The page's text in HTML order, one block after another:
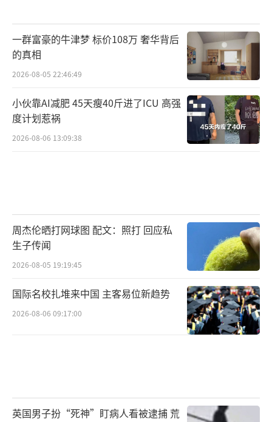
一群富豪的牛津梦 标价108万 奢华背后
的真相
2026-08-05 22:46:49
小伙靠AI减肥 45天瘦40斤进了ICU 高强
度计划惹祸
2026-08-06 13:09:38
周杰伦晒打网球图 配文：照打 回应私
生子传闻
2026-08-05 19:19:45
国际名校扎堆来中国 主客易位新趋势
2026-08-06 09:17:00
英国男子扮“死神”盯病人看被逮捕 荒